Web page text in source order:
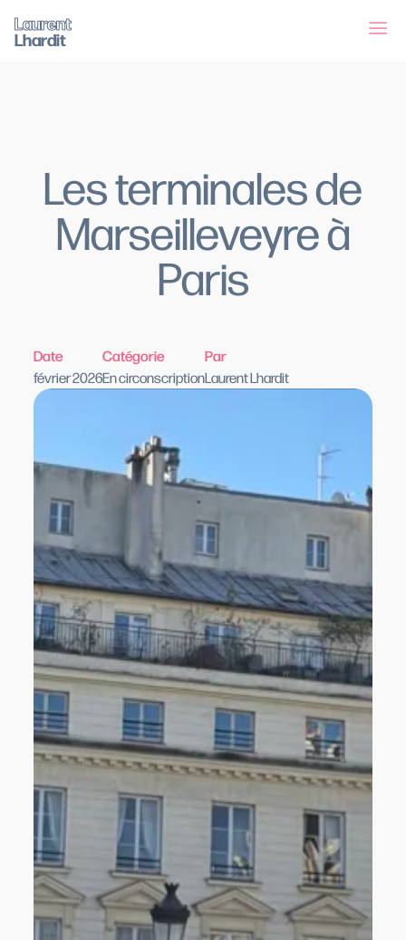
Laurent
Lhardit
Les terminales de
Marseilleveyre à
Paris
Date
février 2026
Catégorie
En circonscription
Par
Laurent Lhardit